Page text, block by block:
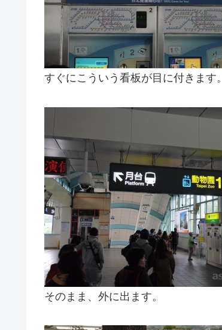
すぐにこういう看板が目に付きます。
そのまま、外に出ます。